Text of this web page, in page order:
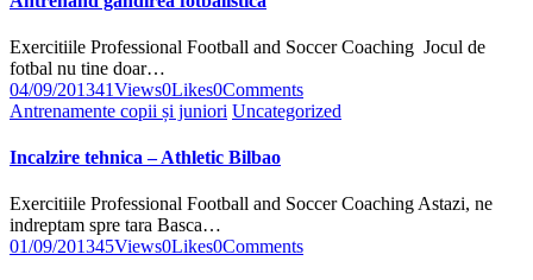
Exercitiile Professional Football and Soccer Coaching Jocul de
fotbal nu tine doar…
04/09/201341Views0Likes0Comments
Antrenamente copii și juniori Uncategorized
Incalzire tehnica – Athletic Bilbao
Exercitiile Professional Football and Soccer Coaching Astazi, ne
indreptam spre tara Basca…
01/09/201345Views0Likes0Comments